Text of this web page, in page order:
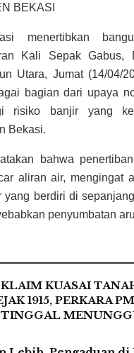
BEKASI
menertibkan
Kali Sepak Gabus,
Utara, Jumat (14/04/
bagian dari upaya
risiko banjir yang
Bekasi.
bahwa
aliran air, mengingat
yang berdiri di
penyumbatan
KUASAI
1915, PERKARA